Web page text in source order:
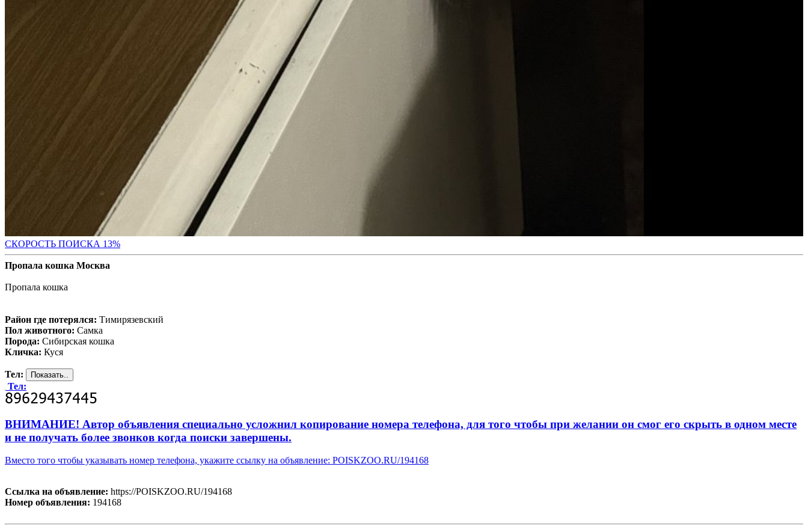
СКОРОСТЬ ПОИСКА 13%
Пропала кошка Москва
Пропала кошка
Район где потерялся: Тимирязевский
Пол животного: Самка
Порода: Сибирская кошка
Кличка: Куся
Тел:
Тел:
ВНИМАНИЕ! Автор объявления специально усложнил копирование номера телефона, для того чтобы при желании он смог его скрыть в одном месте
и не получать более звонков когда поиски завершены.
Вместо того чтобы указывать номер телефона, укажите ссылку на объявление: POISKZOO.RU/194168
Ссылка на объявление: https://POISKZOO.RU/194168
Номер объявления: 194168